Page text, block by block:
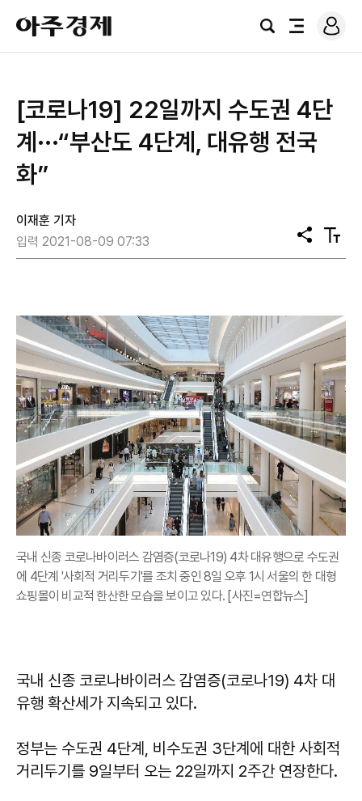
아
주
경
검
전
로
그
[코로나19] 22일까지 수도권 4단
계···“부산도 4단계, 대유행 전국
화”
이재훈 기자
입력 2021-08-09 07:33
공
유
텍
스
국내 신종 코로나바이러스 감염증(코로나19) 4차 대유행으로 수도권
에 4단계 '사회적 거리두기'를 조치 중인 8일 오후 1시 서울의 한 대형
쇼핑몰이 비교적 한산한 모습을 보이고 있다. [사진=연합뉴스]
국내 신종 코로나바이러스 감염증(코로나19) 4차 대
유행 확산세가 지속되고 있다.
정부는 수도권 4단계, 비수도권 3단계에 대한 사회적
거리두기를 9일부터 오는 22일까지 2주간 연장한다.